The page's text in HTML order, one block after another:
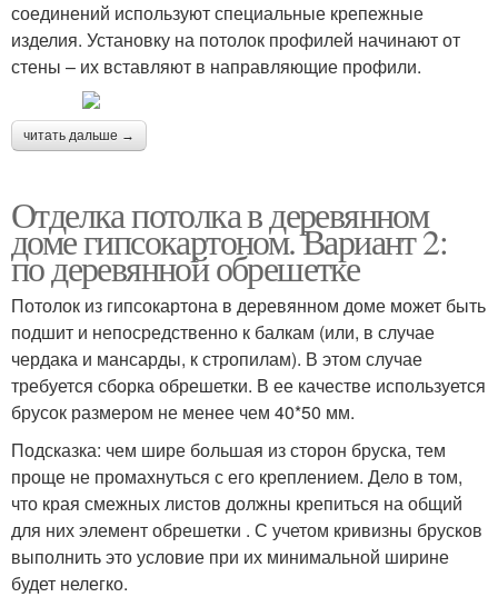
соединений используют специальные крепежные
изделия. Установку на потолок профилей начинают от
стены – их вставляют в направляющие профили.
читать дальше →
Отделка потолка в деревянном
доме гипсокартоном. Вариант 2:
по деревянной обрешетке
Потолок из гипсокартона в деревянном доме может быть
подшит и непосредственно к балкам (или, в случае
чердака и мансарды, к стропилам). В этом случае
требуется сборка обрешетки. В ее качестве используется
брусок размером не менее чем 40*50 мм.
Подсказка: чем шире большая из сторон бруска, тем
проще не промахнуться с его креплением. Дело в том,
что края смежных листов должны крепиться на общий
для них элемент обрешетки . С учетом кривизны брусков
выполнить это условие при их минимальной ширине
будет нелегко.